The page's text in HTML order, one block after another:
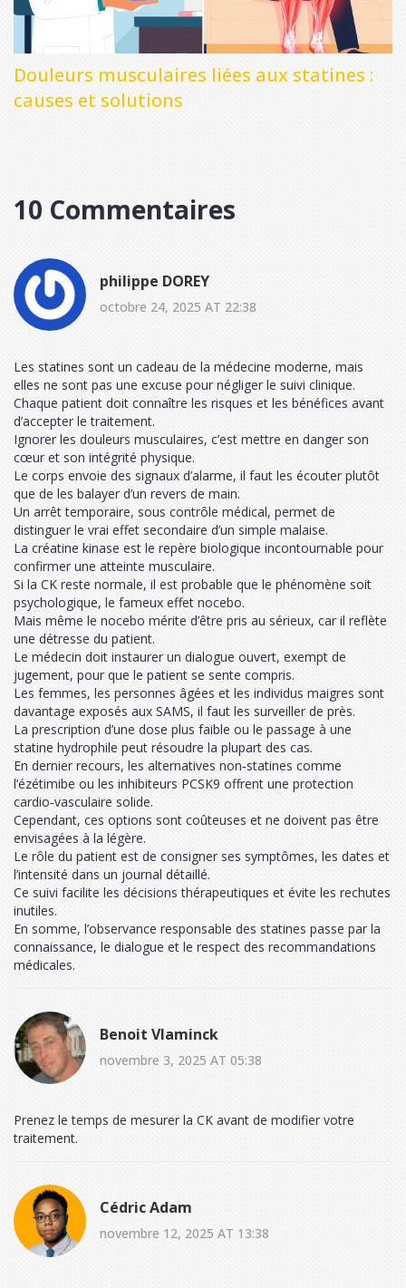
Douleurs musculaires liées aux statines :
causes et solutions
10 Commentaires
philippe DOREY
octobre 24, 2025 AT 22:38
Les statines sont un cadeau de la médecine moderne, mais
elles ne sont pas une excuse pour négliger le suivi clinique.
Chaque patient doit connaître les risques et les bénéfices avant
d’accepter le traitement.
Ignorer les douleurs musculaires, c’est mettre en danger son
cœur et son intégrité physique.
Le corps envoie des signaux d’alarme, il faut les écouter plutôt
que de les balayer d’un revers de main.
Un arrêt temporaire, sous contrôle médical, permet de
distinguer le vrai effet secondaire d’un simple malaise.
La créatine kinase est le repère biologique incontournable pour
confirmer une atteinte musculaire.
Si la CK reste normale, il est probable que le phénomène soit
psychologique, le fameux effet nocebo.
Mais même le nocebo mérite d’être pris au sérieux, car il reflète
une détresse du patient.
Le médecin doit instaurer un dialogue ouvert, exempt de
jugement, pour que le patient se sente compris.
Les femmes, les personnes âgées et les individus maigres sont
davantage exposés aux SAMS, il faut les surveiller de près.
La prescription d’une dose plus faible ou le passage à une
statine hydrophile peut résoudre la plupart des cas.
En dernier recours, les alternatives non‑statines comme
l’ézétimibe ou les inhibiteurs PCSK9 offrent une protection
cardio‑vasculaire solide.
Cependant, ces options sont coûteuses et ne doivent pas être
envisagées à la légère.
Le rôle du patient est de consigner ses symptômes, les dates et
l’intensité dans un journal détaillé.
Ce suivi facilite les décisions thérapeutiques et évite les rechutes
inutiles.
En somme, l’observance responsable des statines passe par la
connaissance, le dialogue et le respect des recommandations
médicales.
Benoit Vlaminck
novembre 3, 2025 AT 05:38
Prenez le temps de mesurer la CK avant de modifier votre
traitement.
Cédric Adam
novembre 12, 2025 AT 13:38